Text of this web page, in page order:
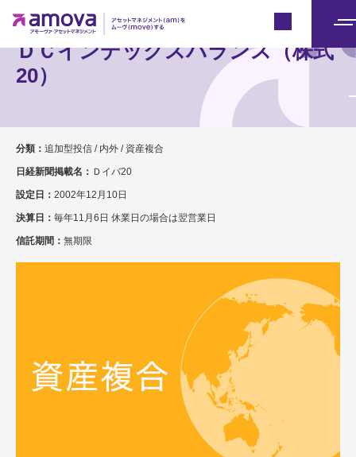
ニ
ＤＣインデックスバランス（株式
20）
分類： 追加型投信 / 内外 / 資産複合
日経新聞掲載名： Ｄイバ20
設定日： 2002年12月10日
決算日： 毎年11月6日 休業日の場合は翌営業日
信託期間： 無期限